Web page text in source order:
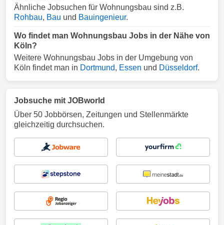
Ähnliche Jobsuchen für Wohnungsbau sind z.B.
Rohbau, Bau und Bauingenieur.
Wo findet man Wohnungsbau Jobs in der Nähe von
Köln?
Weitere Wohnungsbau Jobs in der Umgebung von
Köln findet man in Dortmund, Essen und Düsseldorf.
Jobsuche mit JOBworld
Über 50 Jobbörsen, Zeitungen und Stellenmärkte
gleichzeitig durchsuchen.